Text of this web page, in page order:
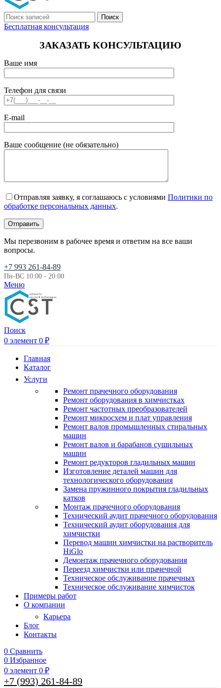
Поиск
Бесплатная консультация
ЗАКАЗАТЬ КОНСУЛЬТАЦИЮ
Ваше имя
Телефон для связи
E-mail
Ваше сообщение (не обязательно)
Отправляя заявку, я соглашаюсь с условиями Политики по
обработке персональных данных.
Мы перезвоним в рабочее время и ответим на все ваши
вопросы.
+7 993 261-84-89
Пн-ВС 10:00 - 20:00
Меню
Поиск
0 элемент 0 ₽
Главная
Каталог
Услуги
Ремонт прачечного оборудования
Ремонт оборудования в химчистках
Ремонт частотных преобразователей
Ремонт микросхем и плат управления
Ремонт валов промышленных стиральных
машин
Ремонт валов и барабанов сушильных
машин
Ремонт редукторов гладильных машин
Изготовление деталей машин для
технологического оборудования
Замена пружинного покрытия гладильных
катков
Монтаж прачечного оборудования
Технический аудит прачечного оборудования
Технический аудит оборудования для
химчистки
Перевод машин химчистки на растворитель
HiGlo
Демонтаж прачечного оборудования
Переезд химчистки или прачечной
Техническое обслуживание прачечных
Техническое обслуживание химчисток
Примеры работ
О компании
Карьера
Блог
Контакты
0 Сравнить
0 Избранное
0 элемент 0 ₽
+7 (993) 261-84-89